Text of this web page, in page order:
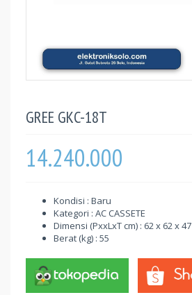
GREE GKC-18T
14.240.000
Kondisi : Baru
Kategori : AC CASSETE
Dimensi (PxxLxT cm) : 62 x 62 x 47
Berat (kg) : 55